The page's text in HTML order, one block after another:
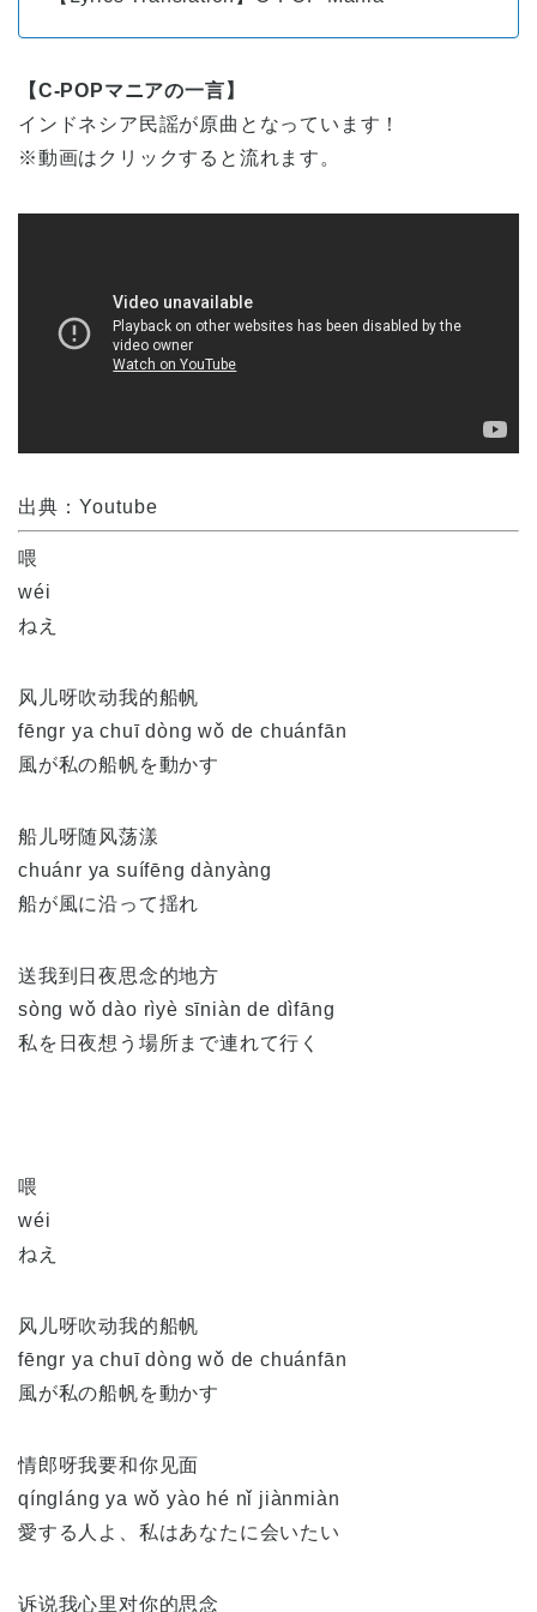
【C-POPマニアの一言】
インドネシア民謡が原曲となっています！
※動画はクリックすると流れます。
出典：Youtube
喂
wéi
ねえ
风儿呀吹动我的船帆
fēngr ya chuī dòng wǒ de chuánfān
風が私の船帆を動かす
船儿呀随风荡漾
chuánr ya suífēng dànyàng
船が風に沿って揺れ
送我到日夜思念的地方
sòng wǒ dào rìyè sīniàn de dìfāng
私を日夜想う場所まで連れて行く
喂
wéi
ねえ
风儿呀吹动我的船帆
fēngr ya chuī dòng wǒ de chuánfān
風が私の船帆を動かす
情郎呀我要和你见面
qíngláng ya wǒ yào hé nǐ jiànmiàn
愛する人よ、私はあなたに会いたい
诉说我心里对你的思念